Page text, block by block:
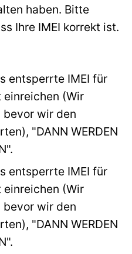
haben. Bitte
Ihre IMEI korrekt ist.
entsperrte IMEI für
einreichen (Wir
bevor wir den
"DANN WERDEN
entsperrte IMEI für
einreichen (Wir
bevor wir den
"DANN WERDEN